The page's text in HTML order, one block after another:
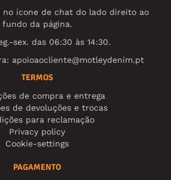
ícone de chat do lado direito ao
fundo da página.
sex. das 06:30 às 14:30.
apoioaocliente@motleydenim.pt
TERMOS
de compra e entrega
de devoluções e trocas
para reclamação
Privacy policy
Cookie-settings
PAGAMENTO